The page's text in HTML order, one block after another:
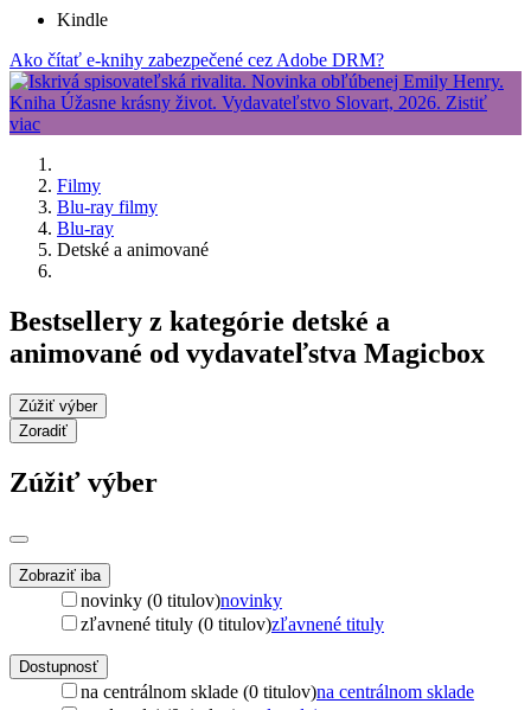
Kindle
Ako čítať e-knihy zabezpečené cez Adobe DRM?
Filmy
Blu-ray filmy
Blu-ray
Detské a animované
Bestsellery z kategórie detské a
animované od vydavateľstva Magicbox
Zúžiť výber
Zoradiť
Zúžiť výber
Zobraziť iba
novinky (0 titulov)novinky
zľavnené tituly (0 titulov)zľavnené tituly
Dostupnosť
na centrálnom sklade (0 titulov)na centrálnom sklade